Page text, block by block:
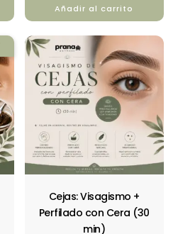
Añadir al carrito
Cejas: Visagismo +
Perfilado con Cera (30
min)